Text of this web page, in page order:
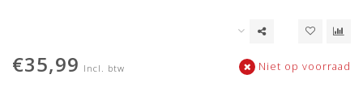
€35,99 Incl. btw Niet op voorraad